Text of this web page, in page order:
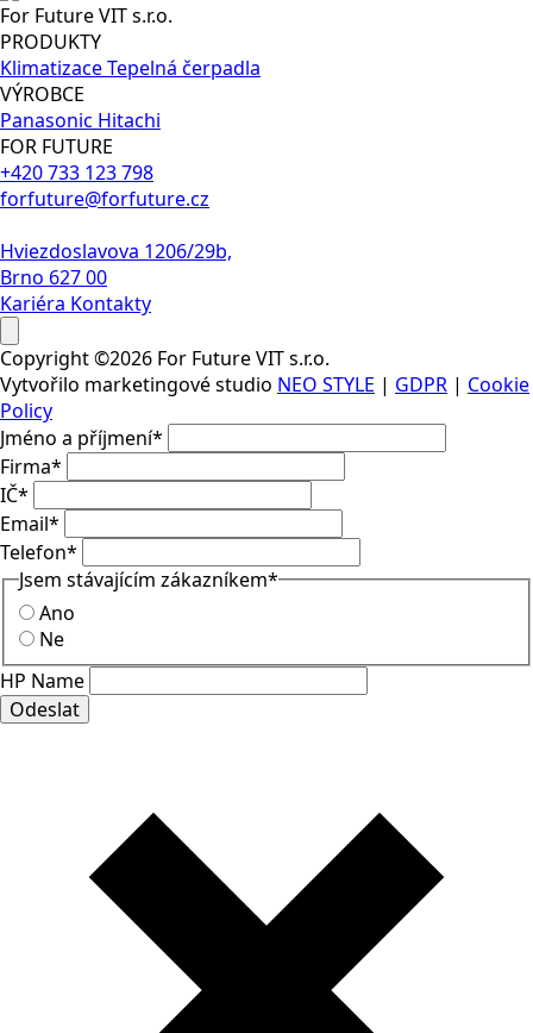
For Future VIT s.r.o.
PRODUKTY
KlimatizaceTepelná čerpadla
VÝROBCE
Panasonic Hitachi
FOR FUTURE
+420 733 123 798
forfuture@forfuture.cz
Hviezdoslavova 1206/29b,
Brno 627 00
Kariéra Kontakty
Copyright ©2026 For Future VIT s.r.o.
Vytvořilo marketingové studio NEO STYLE | GDPR | Cookie
Policy
Jméno a příjmení*
Firma*
IČ*
Email*
Telefon*
Jsem stávajícím zákazníkem*
Ano
Ne
HP Name
Odeslat